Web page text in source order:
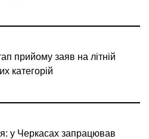
прийому заяв на літній
категорій
у Черкасах запрацював